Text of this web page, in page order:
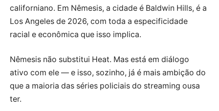
californiano. Em Nêmesis, a cidade é Baldwin Hills, é a
Los Angeles de 2026, com toda a especificidade
racial e econômica que isso implica.
Nêmesis não substitui Heat. Mas está em diálogo
ativo com ele — e isso, sozinho, já é mais ambição do
que a maioria das séries policiais do streaming ousa
ter.